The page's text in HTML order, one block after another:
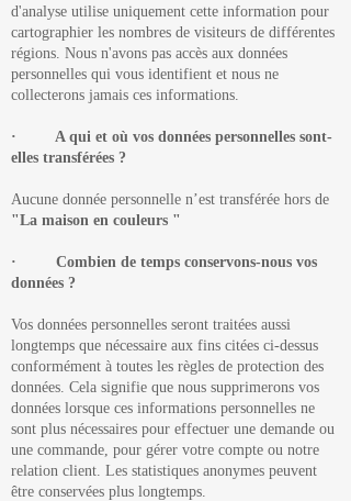
d'analyse utilise uniquement cette information pour
cartographier les nombres de visiteurs de différentes
régions. Nous n'avons pas accès aux données
personnelles qui vous identifient et nous ne
collecterons jamais ces informations.
· A qui et où vos données personnelles sont-
elles transférées ?
Aucune donnée personnelle n’est transférée hors de
"La maison en couleurs "
· Combien de temps conservons-nous vos
données ?
Vos données personnelles seront traitées aussi
longtemps que nécessaire aux fins citées ci-dessus
conformément à toutes les règles de protection des
données. Cela signifie que nous supprimerons vos
données lorsque ces informations personnelles ne
sont plus nécessaires pour effectuer une demande ou
une commande, pour gérer votre compte ou notre
relation client. Les statistiques anonymes peuvent
être conservées plus longtemps.